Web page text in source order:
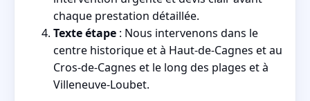
chaque prestation détaillée.
Texte étape : Nous intervenons dans le
centre historique et à Haut-de-Cagnes et au
Cros-de-Cagnes et le long des plages et à
Villeneuve-Loubet.